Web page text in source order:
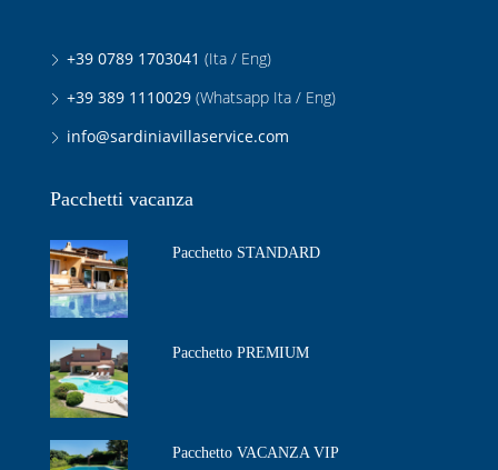
+39 0789 1703041 (Ita / Eng)
+39 389 1110029 (Whatsapp Ita / Eng)
info@sardiniavillaservice.com
Pacchetti vacanza
Pacchetto STANDARD
Pacchetto PREMIUM
Pacchetto VACANZA VIP